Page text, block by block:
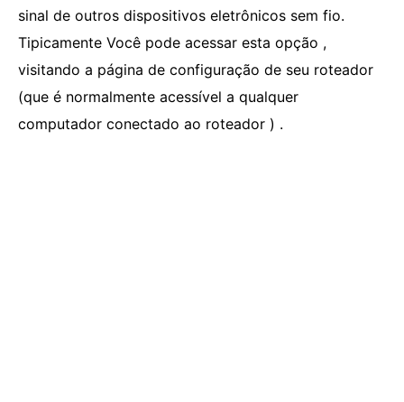
sinal de outros dispositivos eletrônicos sem fio.
Tipicamente Você pode acessar esta opção ,
visitando a página de configuração de seu roteador
(que é normalmente acessível a qualquer
computador conectado ao roteador ) .